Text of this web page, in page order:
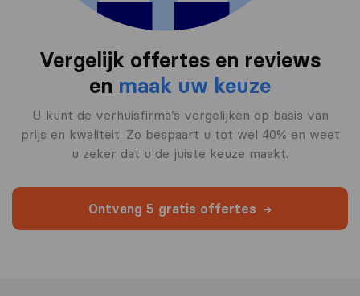
Vergelijk offertes en reviews
en maak uw keuze
U kunt de verhuisfirma’s vergelijken op basis van
prijs en kwaliteit. Zo bespaart u tot wel 40% en weet
u zeker dat u de juiste keuze maakt.
Ontvang 5 gratis offertes